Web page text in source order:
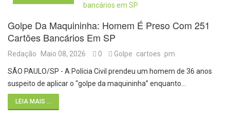
Golpe Da Maquininha: Homem É Preso Com 251
Cartões Bancários Em SP
Redação Maio 08, 2026 0 Golpe cartoes pm
SÃO PAULO/SP - A Polícia Civil prendeu um homem de 36 anos
suspeito de aplicar o “golpe da maquininha” enquanto…
LEIA MAIS ...